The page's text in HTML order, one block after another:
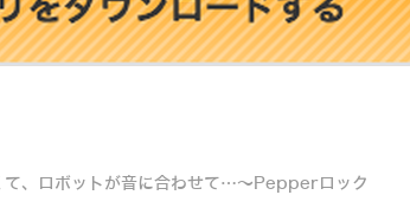
て、ロボットが音に合わせて…～Pepperロック